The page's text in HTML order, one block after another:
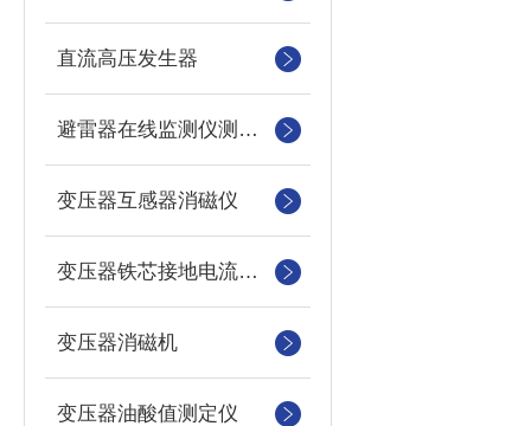
直流高压发生器
避雷器在线监测仪测试仪
变压器互感器消磁仪
变压器铁芯接地电流测试仪
变压器消磁机
变压器油酸值测定仪